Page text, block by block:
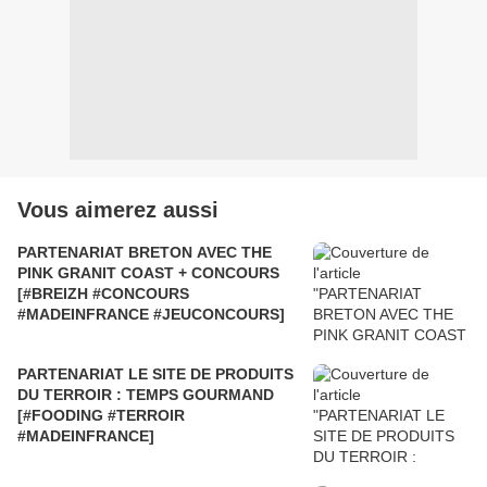
Vous aimerez aussi
PARTENARIAT BRETON AVEC THE
PINK GRANIT COAST + CONCOURS
[#BREIZH #CONCOURS
#MADEINFRANCE #JEUCONCOURS]
PARTENARIAT LE SITE DE PRODUITS
DU TERROIR : TEMPS GOURMAND
[#FOODING #TERROIR
#MADEINFRANCE]